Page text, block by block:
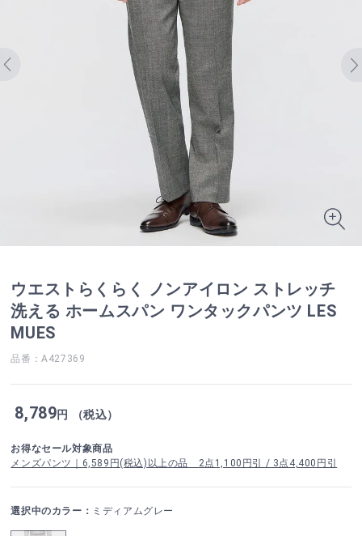
ウエストらくらく ノンアイロン ストレッチ
洗える ホームスパン ワンタックパンツ LES
MUES
品番：A427369
8,789円 （税込）
お得なセール対象商品
メンズパンツ｜6,589円(税込)以上の品 2点1,100円引 / 3点4,400円引
選択中のカラー： ミディアムグレー